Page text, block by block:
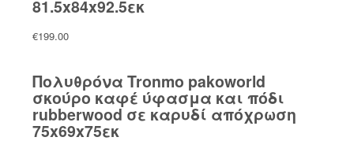
81.5x84x92.5εκ
€199.00
Πολυθρόνα Tronmo pakoworld
σκούρο καφέ ύφασμα και πόδι
rubberwood σε καρυδί απόχρωση
75x69x75εκ